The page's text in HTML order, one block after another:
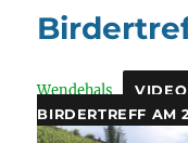
Wendehals
BIRDERTREFF AM